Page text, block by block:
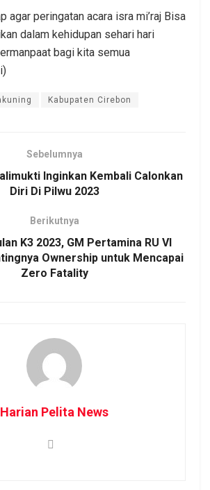
agar peringatan acara isra mi’raj Bisa
dalam kehidupan sehari hari
bagi kita semua
Kabupaten Cirebon
Sebelumnya
Inginkan Kembali Calonkan
Diri Di Pilwu 2023
Berikutnya
K3 2023, GM Pertamina RU VI
Ownership untuk Mencapai
Zero Fatality
Harian Pelita News